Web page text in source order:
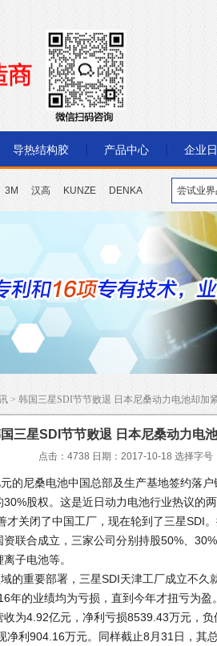
导热结构胶 产品中心 企业
3M 汉高 KUNZE DENKA
> 韩国三星SDI节节败退 日本尼桑动力电池却加
三星SDI节节败退 日本尼桑动力电
点击：4738 日期：2017-10-18 选择字号
尼桑电池中国总部及生产基地签约落户
股权。这是近日动力电池行业热议的两
关闭了中国工厂，现在轮到了三星SDI
联合成立，三家公司分别持股50%、
子电池等。
重要部署，三星SDI天津工厂成立不久
年的业绩均为亏损，直到今年才扭亏为盈。
为4.92亿元，净利亏损8539.43万元，负
净利904.16万元。同样截止8月31日，其